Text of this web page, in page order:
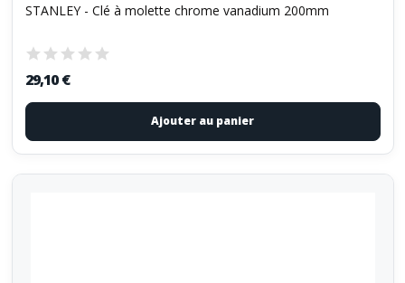
STANLEY - Clé à molette chrome vanadium 200mm
29,10 €
Ajouter au panier